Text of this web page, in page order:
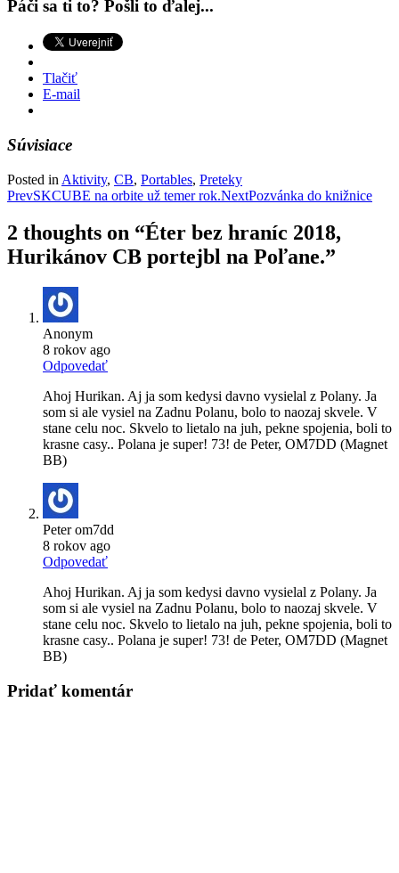
Páči sa ti to? Pošli to ďalej...
Tlačiť
E-mail
Súvisiace
Posted in Aktivity, CB, Portables, Preteky
Post
navigation
PrevSKCUBE na orbite už temer rok.NextPozvánka do knižnice
2 thoughts on “Éter bez hraníc 2018,
Hurikánov CB portejbl na Poľane.”
Anonym
8 rokov ago
Odpovedať
Ahoj Hurikan. Aj ja som kedysi davno vysielal z Polany. Ja
som si ale vysiel na Zadnu Polanu, bolo to naozaj skvele. V
stane celu noc. Skvelo to lietalo na juh, pekne spojenia, boli to
krasne casy.. Polana je super! 73! de Peter, OM7DD (Magnet
BB)
Peter om7dd
8 rokov ago
Odpovedať
Ahoj Hurikan. Aj ja som kedysi davno vysielal z Polany. Ja
som si ale vysiel na Zadnu Polanu, bolo to naozaj skvele. V
stane celu noc. Skvelo to lietalo na juh, pekne spojenia, boli to
krasne casy.. Polana je super! 73! de Peter, OM7DD (Magnet
BB)
Pridať komentár